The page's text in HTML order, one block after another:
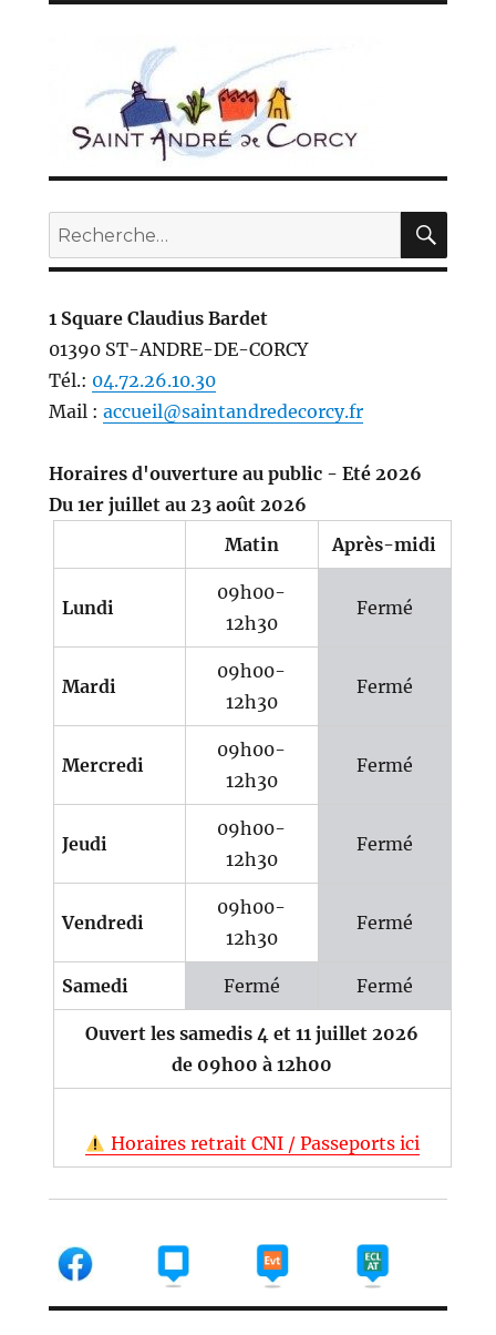
Recherche
pour :
1 Square Claudius Bardet
01390 ST-ANDRE-DE-CORCY
Tél.: 04.72.26.10.30
Mail : accueil@saintandredecorcy.fr
Horaires d'ouverture au public - Eté 2026
Du 1er juillet au 23 août 2026
Matin
Après-midi
Lundi
09h00-
12h30
Fermé
Mardi
09h00-
12h30
Fermé
Mercredi
09h00-
12h30
Fermé
Jeudi
09h00-
12h30
Fermé
Vendredi
09h00-
12h30
Fermé
Samedi Fermé Fermé
Ouvert les samedis 4 et 11 juillet 2026
de 09h00 à 12h00
Horaires retrait CNI / Passeports ici